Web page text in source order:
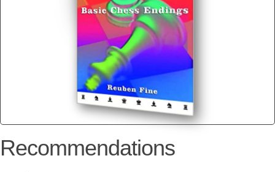
Recommendations